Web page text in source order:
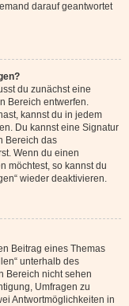
darauf geantwortet
du zunächst eine
Bereich entwerfen.
kannst du in jedem
Du kannst eine Signatur
Bereich das
Wenn du einen
möchtest, so kannst du
wieder deaktivieren.
Beitrag eines Themas
unterhalb des
Bereich nicht sehen
Umfragen zu
Antwortmöglichkeiten in